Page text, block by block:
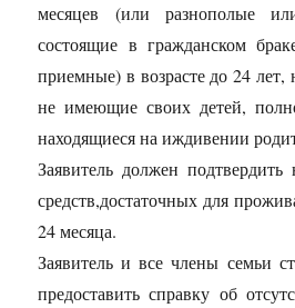
месяцев (или разнополые
состоящие в гражданском
приемные) в возрасте до 24 лет,
не имеющие своих детей,
находящиеся на иждивении
Заявитель должен
средств,достаточных для
24 месяца.
Заявитель и все члены семьи
предоставить справку об